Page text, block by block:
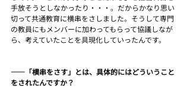
手放そうとしなかったり・・・。だからかなり思い
切って共通教育に横串をさしました。そうして専門
の教員にもメンバーに加わってもらって協議しなが
ら、考えていたことを具現化していったんです。
――「横串をさす」とは、具体的にはどういうこと
をされたんですか？